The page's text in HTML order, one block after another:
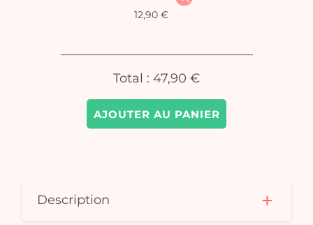
AJOUTER AU PANIER
12,90 €
Total : 47,90 €
Description